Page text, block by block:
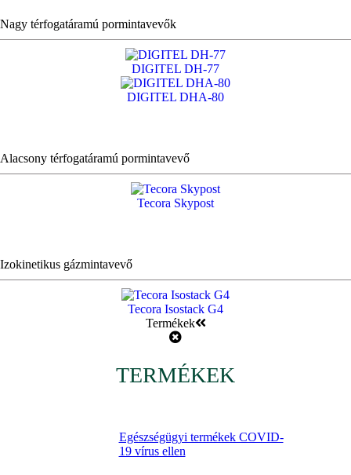
Nagy térfogatáramú pormintavevők
DIGITEL DH-77
DIGITEL DHA-80
Alacsony térfogatáramú pormintavevő
Tecora Skypost
Izokinetikus gázmintavevő
Tecora Isostack G4
Termékek
TERMÉKEK
Egészségügyi termékek COVID-
19 vírus ellen